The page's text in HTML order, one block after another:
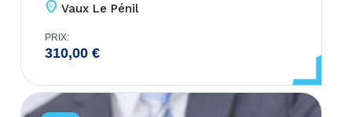
Vaux Le Pénil
PRIX:
310,00€